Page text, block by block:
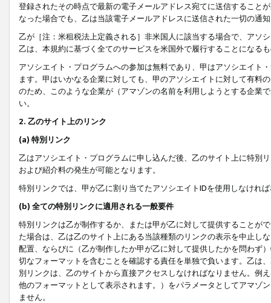
登録されたその時点で最新の電子メールアドレス宛てに送信すること
なった場合でも、乙は当該電子メールアドレスに送信された一切の通
乙が［注：米租税法上定義される］非米国人に該当する場合で、アソ
乙は、本規約に基づく全てのサービスを米国外で履行することになる
アソシエイト・プログラムへの参加は無料であり、甲はアソシエイト
ます。甲はいかなる企業に対しても、甲のアソシエイトに対して有料
のため、このような企業が（アマゾンの名前を利用しようとする企業
い。
2. 乙のサイト上のリンク
(a) 特別リンク
乙はアソシエイト・プログラムに申し込んだ後、乙のサイト上に特別
および紹介料の発生が可能となります。
特別リンクでは、甲が乙に割り当てたアソシエイトIDを使用しなけれ
(b) 全ての特別リンクに適用される一般要件
特別リンクは乙が制作するか、または甲が乙に対して提供することが
た場合は、乙は乙のサイト上にある当該種類のリンクの表示を中止し
配置、ならびに（乙が制作したか甲が乙に対して提供したかを問わず
切なフォーマットを含むことを確認する責任を単独で負います。乙は
別リンクは、乙のサイトから直接アクセスしなければなりません。例
他のフォーマットとして表示されます。）をパラメータとしてアマゾ
ません。